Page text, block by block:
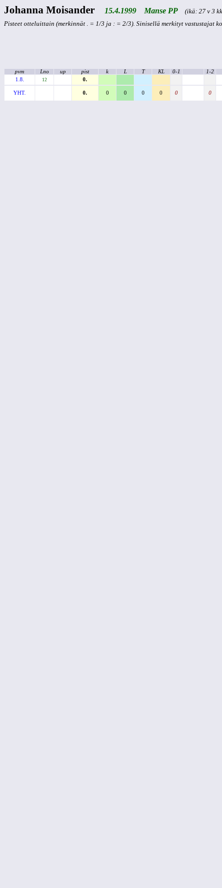
Johanna Moisander 15.4.1999 Manse PP
(ikä: 27 v 3
Pisteet otteluittain (merkinnät . = 1/3 ja : = 2/3). Sinisellä merkityt vastustajat
pvm Lno up pist k L T KL 0-1
1-2
1.8.
12 0.
YHT. 0. 0 0 0 0 0 0